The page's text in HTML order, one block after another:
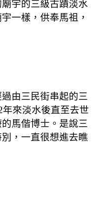
宇的三級古蹟淡水
一樣，供奉馬祖，
由三民街串起的三
來淡水後直至去世
馬偕博士。是說三
，一直很想進去瞧